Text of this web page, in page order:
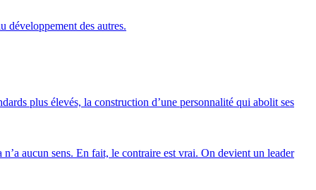
développement des autres.
plus élevés, la construction d’une personnalité qui abolit ses
aucun sens. En fait, le contraire est vrai. On devient un leader